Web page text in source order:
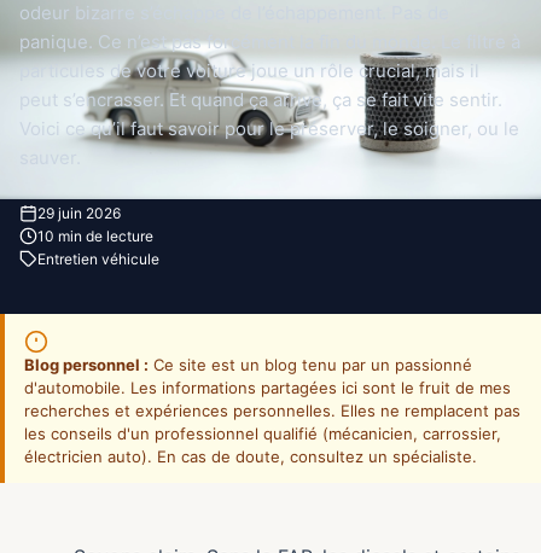
odeur bizarre s’échappe de l’échappement. Pas de
panique. Ce n’est pas forcément la fin du monde. Le filtre à
particules de votre voiture joue un rôle crucial, mais il
peut s’encrasser. Et quand ça arrive, ça se fait vite sentir.
Voici ce qu’il faut savoir pour le préserver, le soigner, ou le
29 juin 2026
10 min de lecture
Entretien véhicule
Blog personnel : Ce site est un blog tenu par un passionné
d'automobile. Les informations partagées ici sont le fruit de mes
recherches et expériences personnelles. Elles ne remplacent pas
les conseils d'un professionnel qualifié (mécanicien, carrossier,
électricien auto). En cas de doute, consultez un spécialiste.